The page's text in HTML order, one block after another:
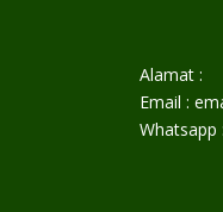
Alamat :
Email :
Whatsapp